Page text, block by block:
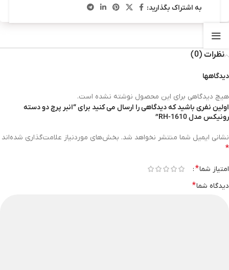
به اشتراک بگذارید:
نظرات (0)
دیدگاهها
هیچ دیدگاهی برای این محصول نوشته نشده است.
اولین نفری باشید که دیدگاهی را ارسال می کنید برای “انبر پرچ دو دسته
رونیکس مدل RH-1610”
نشانی ایمیل شما منتشر نخواهد شد. بخش‌های موردنیاز علامت‌گذاری شده‌اند
*
امتیاز شما*
دیدگاه شما*